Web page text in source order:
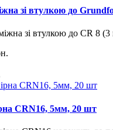
зі втулкою до
зі втулкою до CR 8
CRN16, 5мм, 20 шт